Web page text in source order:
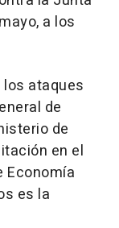
a los
ataques
de
de
en el
Economía
es la